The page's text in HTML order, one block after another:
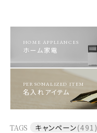
HOME APPLIANCES
ホーム家電
PERSONALIZED ITEM
名入れアイテム
TAGS キャンペーン(491)